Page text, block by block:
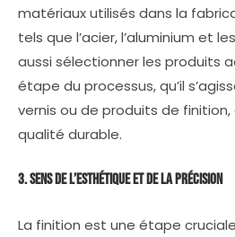
matériaux utilisés dans la
tels que l’acier, l’aluminium et
aussi sélectionner les produits
étape du processus, qu’il
vernis ou de produits de
qualité durable.
3. Sens de l’Esthétique et de la Précision
La finition est une étape